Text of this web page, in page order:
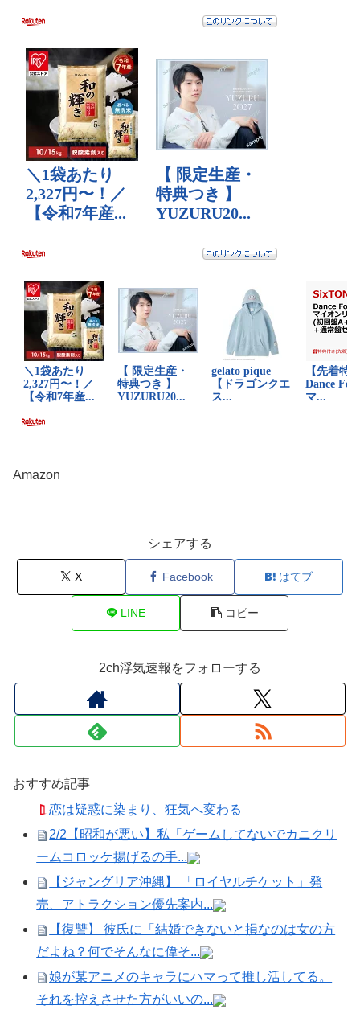
Amazon
シェアする
X Facebook はてブ
LINE コピー
2ch浮気速報をフォローする
おすすめ記事
恋は疑惑に染まり、狂気へ変わる
2/2【昭和が悪い】私「ゲームしてないでカニクリ
ームコロッケ揚げるの手...
【ジャングリア沖縄】 「ロイヤルチケット」発
売、アトラクション優先案内...
【復讐】 彼氏に「結婚できないと損なのは女の方
だよね？何でそんなに偉そ...
娘が某アニメのキャラにハマって推し活してる。
それを控えさせた方がいいの...